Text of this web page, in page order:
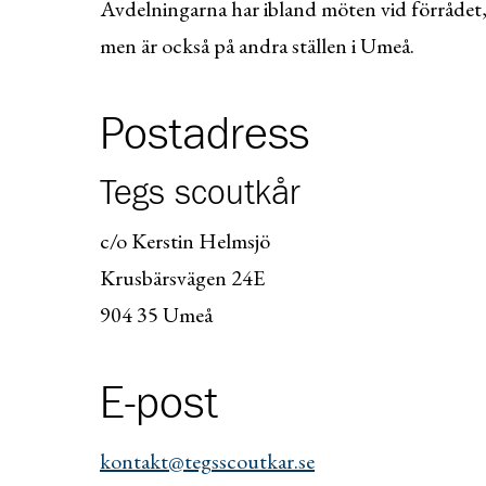
Avdelningarna har ibland möten vid förrådet,
men är också på andra ställen i Umeå.
Postadress
Tegs scoutkår
c/o Kerstin Helmsjö
Krusbärsvägen 24E
904 35 Umeå
E-post
kontakt@tegsscoutkar.se